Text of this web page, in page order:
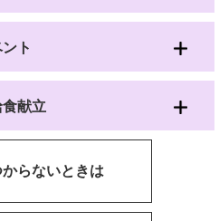
ト
献立
からないときは